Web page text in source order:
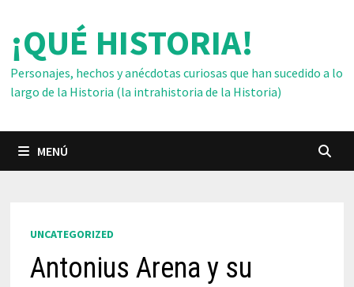
contenido
¡QUÉ HISTORIA!
Personajes, hechos y anécdotas curiosas que han sucedido a lo
largo de la Historia (la intrahistoria de la Historia)
MENÚ
UNCATEGORIZED
Antonius Arena y su